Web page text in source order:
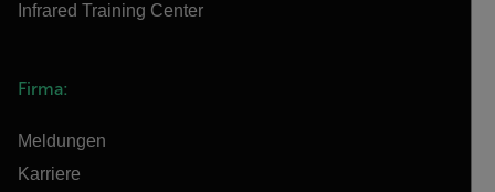
Infrared Training Center
Firma:
Meldungen
Karriere